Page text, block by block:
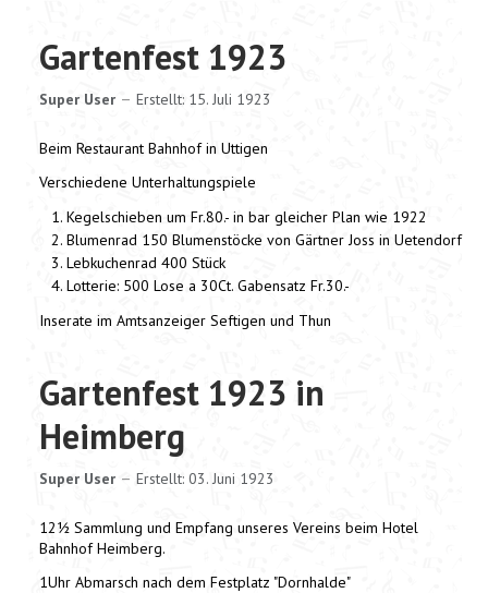
Gartenfest 1923
Super User Erstellt: 15. Juli 1923
Beim Restaurant Bahnhof in Uttigen
Verschiedene Unterhaltungspiele
Kegelschieben um Fr.80.- in bar gleicher Plan wie 1922
Blumenrad 150 Blumenstöcke von Gärtner Joss in Uetendorf
Lebkuchenrad 400 Stück
Lotterie: 500 Lose a 30Ct. Gabensatz Fr.30.-
Inserate im Amtsanzeiger Seftigen und Thun
Gartenfest 1923 in
Heimberg
Super User Erstellt: 03. Juni 1923
12½ Sammlung und Empfang unseres Vereins beim Hotel
Bahnhof Heimberg.
1Uhr Abmarsch nach dem Festplatz "Dornhalde"